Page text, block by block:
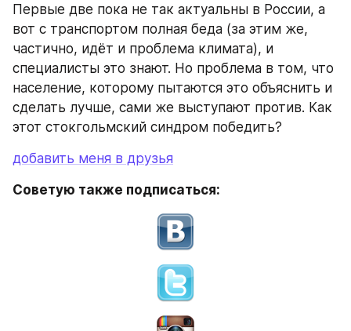
Первые две пока не так актуальны в России, а
вот с транспортом полная беда (за этим же,
частично, идёт и проблема климата), и
специалисты это знают. Но проблема в том, что
население, которому пытаются это объяснить и
сделать лучше, сами же выступают против. Как
этот стокгольмский синдром победить?
добавить меня в друзья
Советую также подписаться: